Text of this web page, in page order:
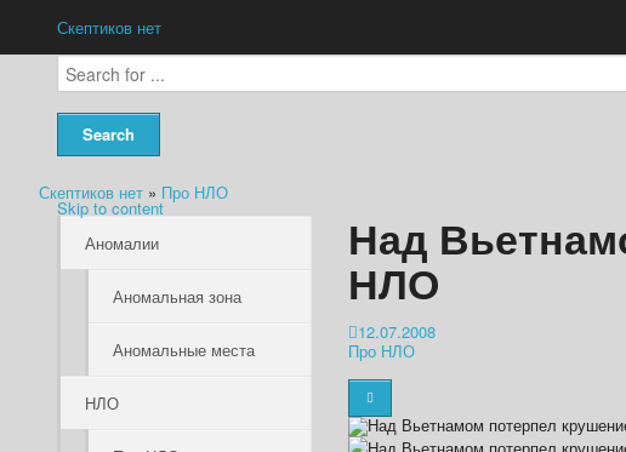
Скептиков нет
Скептиков нет » Про НЛО
Skip to content
Аномалии
Аномальная зона
Аномальные места
НЛО
Над
НЛО
12.07.2008
Про НЛО